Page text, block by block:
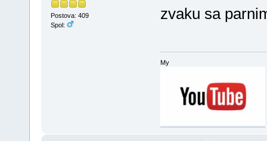
Postova: 409
Spol:
zvaku sa
My